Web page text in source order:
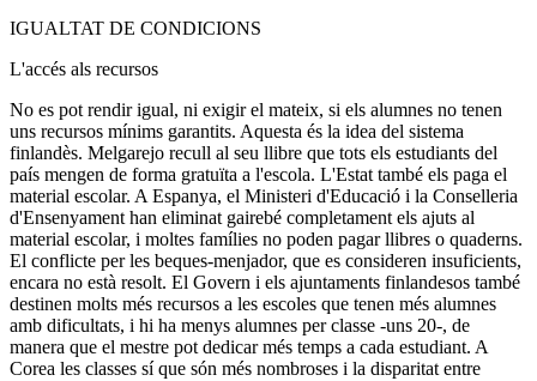
IGUALTAT DE CONDICIONS
L'accés als recursos
No es pot rendir igual, ni exigir el mateix, si els alumnes no tenen
uns recursos mínims garantits. Aquesta és la idea del sistema
finlandès. Melgarejo recull al seu llibre que tots els estudiants del
país mengen de forma gratuïta a l'escola. L'Estat també els paga el
material escolar. A Espanya, el Ministeri d'Educació i la Conselleria
d'Ensenyament han eliminat gairebé completament els ajuts al
material escolar, i moltes famílies no poden pagar llibres o quaderns.
El conflicte per les beques-menjador, que es consideren insuficients,
encara no està resolt. El Govern i els ajuntaments finlandesos també
destinen molts més recursos a les escoles que tenen més alumnes
amb dificultats, i hi ha menys alumnes per classe -uns 20-, de
manera que el mestre pot dedicar més temps a cada estudiant. A
Corea les classes sí que són més nombroses i la disparitat entre